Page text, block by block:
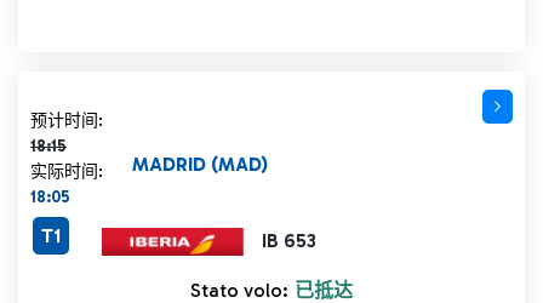
预计时间:
18:15
计划时间 18:15 删除线
实际时间:
18:05
IB 653
MADRID (MAD)
T1
Stato volo: 已抵达